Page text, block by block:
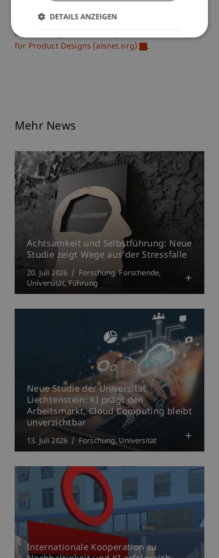
verfügbar:Taking Data Scientists Out-of-the-Loop
in Knowledge Intense Analytics — A Case Study
for Product Designs (aisnet.org)
.
Mehr News
Achtsamkeit und Selbstführung: Neue
Studie zeigt Wege aus der Stressfalle
20. Juli 2026 Forschung Forschende
Universität Führung
Neue Studie der Universität
Liechtenstein: KI prägt den
Arbeitsmarkt, Cloud Computing bleibt
unverzichtbar
13. Juli 2026 Forschung Universität
Internationale Kooperation zu
DETAILS ANZEIGEN